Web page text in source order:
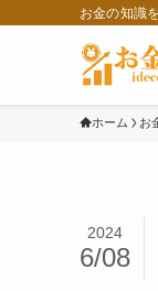
お金の知識
ホーム お
2024
6/08